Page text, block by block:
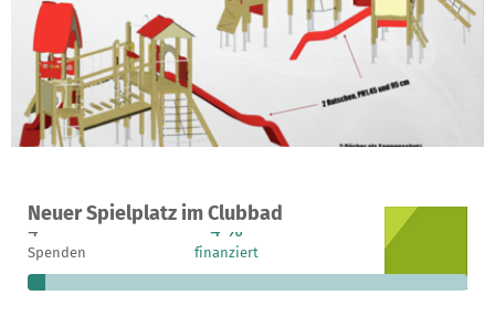
Neuer Spielplatz im Clubbad
Ein Projekt in Nürnberg, Deutschland
4
Spenden
4 %
finanziert
19.074 €